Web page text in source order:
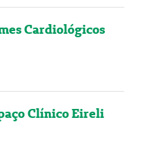
Cardiológicos
Clínico Eireli